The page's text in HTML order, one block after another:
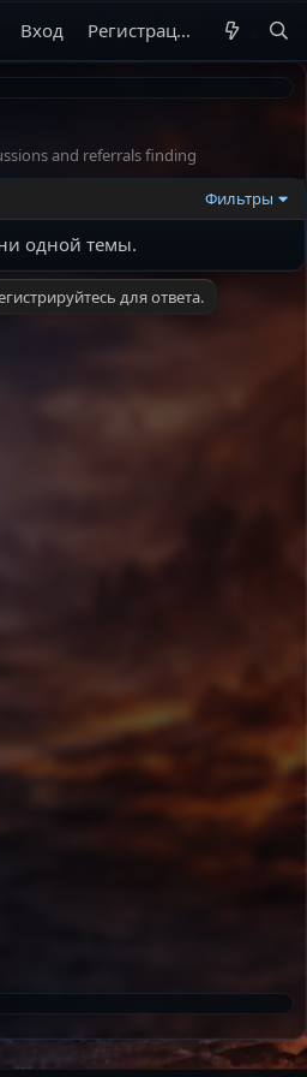
Вход Регистрация
and referrals finding
Фильтры
одной темы.
для ответа.